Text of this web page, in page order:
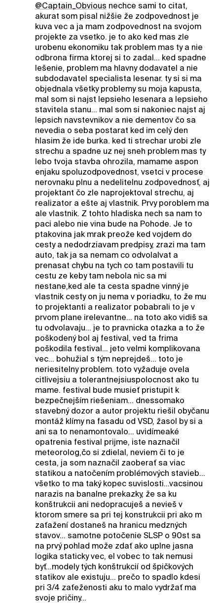
@Captain_Obvious nechce sami to citat,
akurat som pisal nižšie že zodpovednost je
kuva vec a ja mam zodpovednost na svojom
projekte za vsetko. je to ako ked mas zle
urobenu ekonomiku tak problem mas ty a nie
odbrona firma ktorej si to zadal... ked spadne
lešenie, problem ma hlavny dodavatel a nie
subdodavatel specialista lesenar. ty si si ma
objednala všetky problemy su moja kapusta,
mal som si najst lepsieho lesenara a lepsieho
stavitela stanu... mal som si nakoniec najst aj
lepsich navstevnikov a nie dementov čo sa
nevedia o seba postarat ked im celý den
hlasim že ide burka. ked ti strechar urobi zle
strechu a spadne uz nej sneh problem mas ty
lebo tvoja stavba ohrozila, mamame aspon
enjaku spoluzodpovednost, vsetci v procese
nerovnaku plnu a nedelitelnu zodpovednosť, aj
projektant čo zle naprojektoval strechu, aj
realizator a ešte aj vlastnik. Prvy poroblem ma
ale vlastnik. Z tohto hladiska nech sa nam to
paci alebo nie vina bude na Pohode. Je to
ptakovina jak mrak preože ked vojdem do
cesty a nedodrziavam predpisy, zrazi ma tam
auto, tak ja sa nemam co odvolalvat a
prenasat chybu na tych co tam postavili tu
cestu ze keby tam nebola nic sa mi
nestane,ked ale ta cesta spadne vinný je
vlastnik cesty on ju nema v poriadku, to že mu
to projektanti a realizator pobabrali to je v
prvom plane irelevantne... na toto ako vidiš sa
tu odvolavaju... je to pravnicka otazka a to že
poškodený bol aj festival, ved ta frima
poškodila festival... jeto velmi komplikovana
vec... bohužial s tým neprejdeš... toto je
neriesitelny problem. toto vyžaduje ovela
citlivejsiu a tolerantnejsiuspolocnost ako tu
mame. festival bude musieť pristupit k
bezpečnejším riešeniam... dnessomako
stavebný dozor a autor projektu riešil obyčanu
montáž klímy na fasadu od VSD, žasol by si a
ani sa to nenamontovalo... uvidímeaké
opatrenia festival prijme, iste naznačil
meteorolog,čo si zdielal, neviem či to je
cesta, ja som naznačil zaoberať sa viac
statikou a natočením problémových stavieb...
všetko to ma taký kopec suvislosti...vacsinou
narazis na banalne prekazky, že sa ku
konštrukcii ani nedopracuješ a nevieš v
ktorom smere sa pri tej konstrukcii pri ako m
zaťažení dostaneš na hranicu medzných
stavov... samotne potočenie SLSP o 90st sa
na prvý pohlad može zdať ako uplne jasna
logika staticky vec, el vobec to tak nemusi
byť...modely tých konštrukcií od špičkových
statikov ale existuju... prečo to spadlo kdesi
pri 3/4 zaťeženosti aku to malo vydržať ma
svoje pričiny...